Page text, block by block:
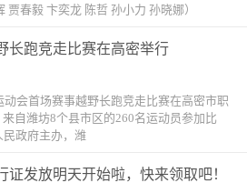
春毅 卞奕龙 陈哲 孙小力 孙晓娜）
长跑竞走比赛在高密举行
会首场赛事越野长跑竞走比赛在高密市职
自潍坊8个县市区的260名运动员参加比
民政府主办，潍
证发放明天开始啦，快来领取吧！